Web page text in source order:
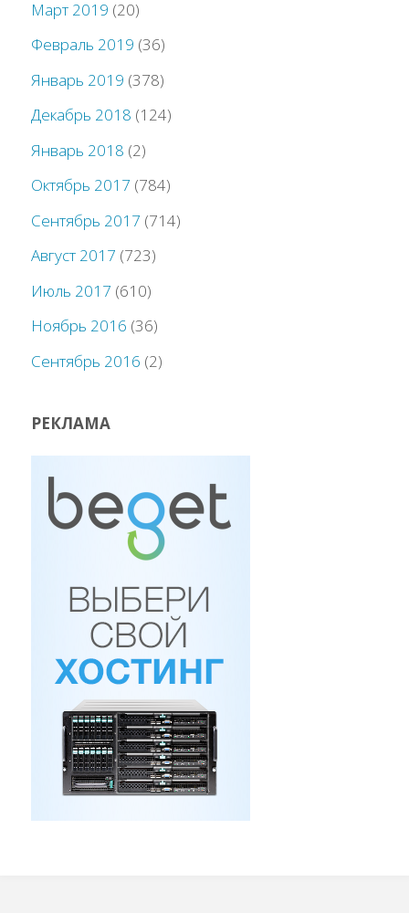
Март 2019 (20)
Февраль 2019 (36)
Январь 2019 (378)
Декабрь 2018 (124)
Январь 2018 (2)
Октябрь 2017 (784)
Сентябрь 2017 (714)
Август 2017 (723)
Июль 2017 (610)
Ноябрь 2016 (36)
Сентябрь 2016 (2)
РЕКЛАМА